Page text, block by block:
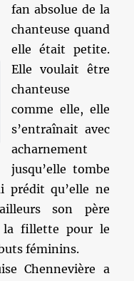
fan absolue de la
chanteuse quand
elle était petite.
Elle voulait être
chanteuse
comme elle, elle
s’entraînait avec
acharnement
jusqu’elle tombe
prédit qu’elle ne
son père
la fillette pour le
féminins.
Chennevière a